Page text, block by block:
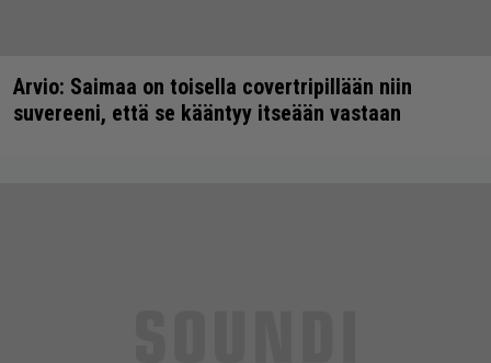
Arvio: Saimaa on toisella covertripillään niin
suvereeni, että se kääntyy itseään vastaan